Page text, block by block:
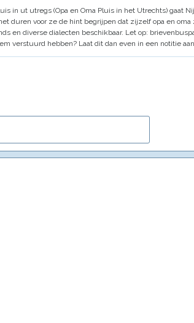
in ut utregs (Opa en Oma Pluis in het Utrechts) gaat
duren voor ze de hint begrijpen dat zijzelf opa en
en diverse dialecten beschikbaar. Let op:
verstuurd hebben? Laat dit dan even in een notitie